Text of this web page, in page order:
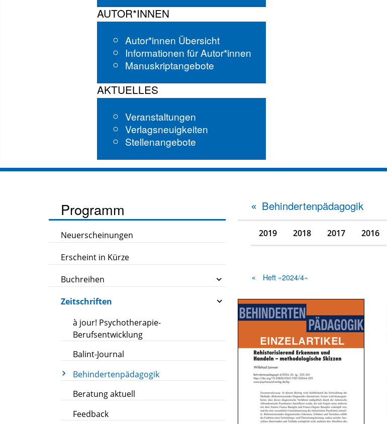
AUTOR*INNEN
Autor*innen Übersicht
Informationen für Autor*innen
Manuskriptangebote
AKTUELLES
Veranstaltungen
Verlagsneuigkeiten
Stellenangebote
Programm
Neuerscheinungen
Erscheint in Kürze
Buchreihen
Zeitschriften
à jour! Psychotherapie-
Berufsentwicklung
Balint-Journal
Behindertenpädagogik
Beratung aktuell
Feedback
Behindertenpädagogik
2019 2018 2017 2016
Heft »2024/4«